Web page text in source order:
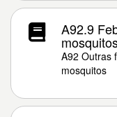
A92.9
A92 Outras
mosquitos